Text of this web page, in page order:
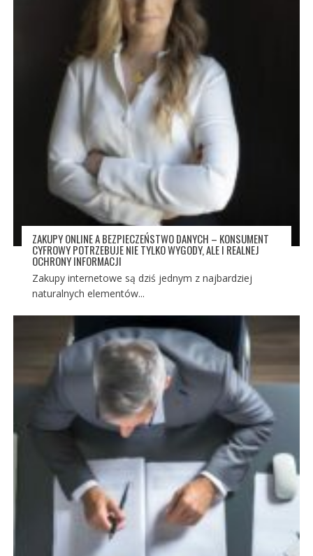
ZAKUPY ONLINE A BEZPIECZEŃSTWO DANYCH – KONSUMENT
CYFROWY POTRZEBUJE NIE TYLKO WYGODY, ALE I REALNEJ
OCHRONY INFORMACJI
Zakupy internetowe są dziś jednym z najbardziej
naturalnych elementów...